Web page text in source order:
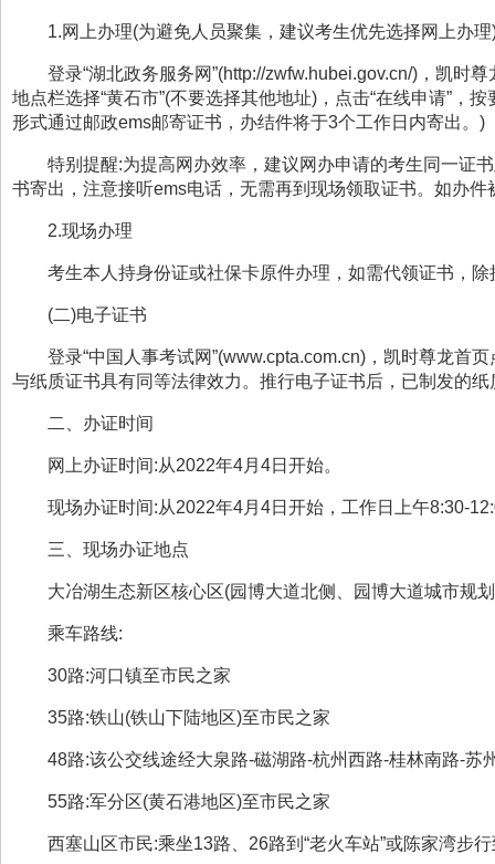
1.网上办理(为避免人员聚集，建议考生优先选择网上办理
登录“湖北政务服务网”(http://zwfw.hubei.gov.cn/) ，凯时
地点栏选择“黄石市”(不要选择其他地址) ，点击“在线申请” ，
形式通过邮政ems邮寄证书，办结件将于3个工作日内寄出。 )
特别提醒:为提高网办效率，建议网办申请的考生同一证
书寄出，注意接听ems电话，无需再到现场领取证书。如办
2.现场办理
考生本人持身份证或社保卡原件办理，如需代领证书，
(二)电子证书
登录“中国人事考试网”(www.cpta.com.cn) ，凯时尊龙首页
与纸质证书具有同等法律效力。推行电子证书后，已制发的
二、办证时间
网上办证时间:从2022年4月 4日开始。
现场办证时间:从2022年4月 4日开始，工作日上午8:30-
三、现场办证地点
大冶湖生态新区核心区(园博大道北侧、园博大道城市规
乘车路线:
30路:河口镇至市民之家
35路:铁山(铁山下陆地区)至市民之家
48路:该公交线途经大泉路-磁湖路-杭州西路-桂林南路-苏
55路:军分区(黄石港地区)至市民之家
西塞山区市民:乘坐13路、 26路到 “老火车站”或陈家湾步行